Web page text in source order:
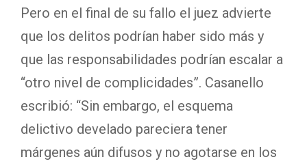
Pero en el final de su fallo el juez advierte
que los delitos podrían haber sido más y
que las responsabilidades podrían escalar a
“otro nivel de complicidades”. Casanello
escribió: “Sin embargo, el esquema
delictivo develado pareciera tener
márgenes aún difusos y no agotarse en los